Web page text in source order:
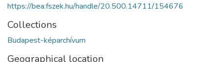
https://bea.fszek.hu/handle/20.500.14711/154676
Collections
Budapest-képarchívum
Geographical location